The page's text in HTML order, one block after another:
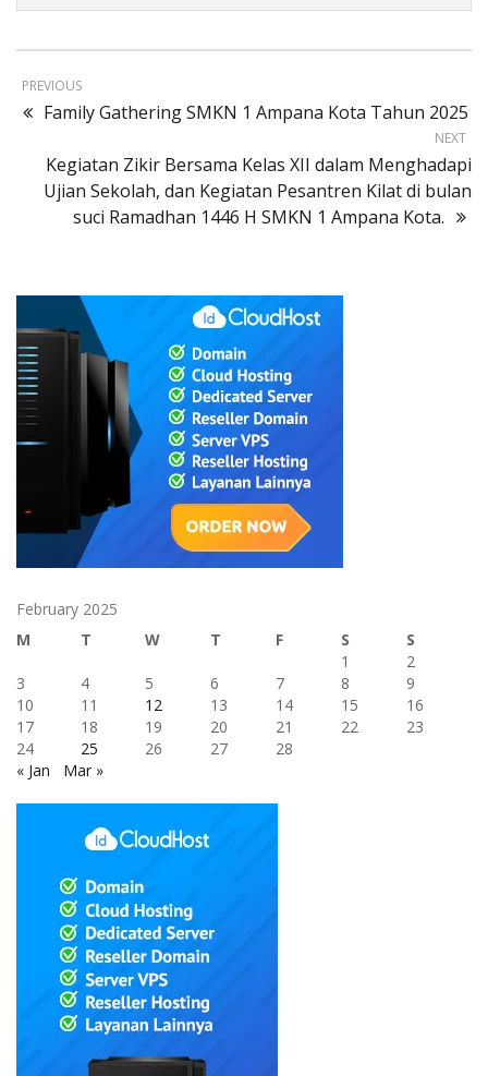
PREVIOUS
Family Gathering SMKN 1 Ampana Kota Tahun 2025
NEXT
Kegiatan Zikir Bersama Kelas XII dalam Menghadapi
Ujian Sekolah, dan Kegiatan Pesantren Kilat di bulan
suci Ramadhan 1446 H SMKN 1 Ampana Kota.
February 2025
M
T W T F S
S
1
2
3
4 5 6 7 8
9
10
11 12 13 14 15
16
17
18 19 20 21 22
23
24
25 26 27
28
« Jan
Mar »